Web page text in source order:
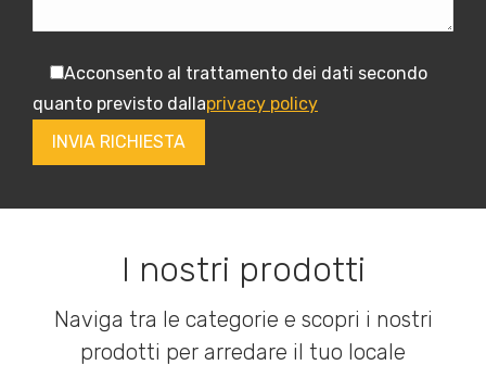
Acconsento al trattamento dei dati secondo
quanto previsto dallaprivacy policy
I nostri prodotti
Naviga tra le categorie e scopri i nostri
prodotti per arredare il tuo locale